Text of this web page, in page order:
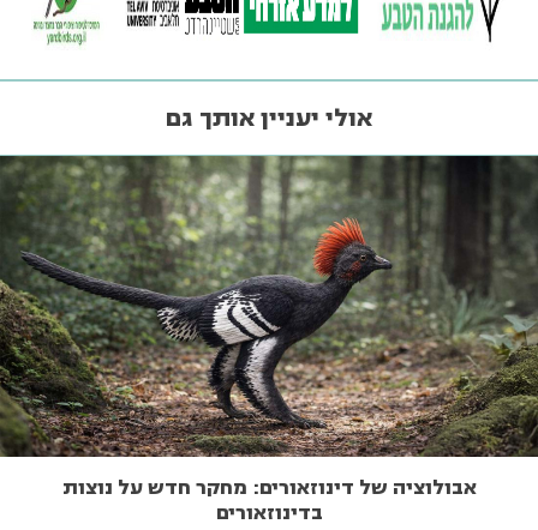
אולי יעניין אותך גם
אבולוציה של דינוזאורים: מחקר חדש על נוצות
בדינוזאורים